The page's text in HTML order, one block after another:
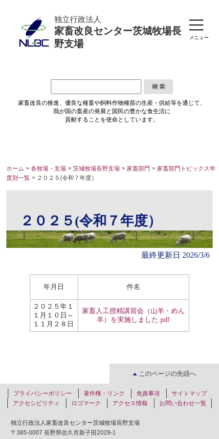
独立行政法人
家畜改良センター茨城牧場長
野支場
メニュー
家畜改良の推進、優良な種畜や飼料作物種苗の生産・供給等を通じて、
我が国の畜産の発展と国民の豊かな食生活に
貢献することを使命としています。
ホーム >各牧場・支場 >茨城牧場長野支場 >家畜部門 >家畜部門トピックス年
度別一覧 > ２０２５(令和７年度）
２０２５(令和７年度）
最終更新日 2026/3/6
年月日 件名
２０２５年１
１月１０日～
１１月２８日
家畜人工授精講習会（山羊・めん
羊）を実施しました.pdf
このページの先頭へ
プライバシーポリシー 著作権・リンク 免責事項
サイトマップ
アクセシビリティ
ロゴマーク アクセス情報 お問い合わせ一覧
独立行政法人家畜改良センター茨城牧場長野支場
〒385-0007 長野県佐久市新子田2029-1